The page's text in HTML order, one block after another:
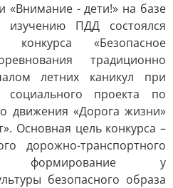
«Внимание - дети!» на базе
изучению ПДД состоялся
конкурса «Безопасное
традиционно
летних каникул при
социального проекта по
движения «Дорога жизни»
Основная цель конкурса –
дорожно-транспортного
формирование у
безопасного образа